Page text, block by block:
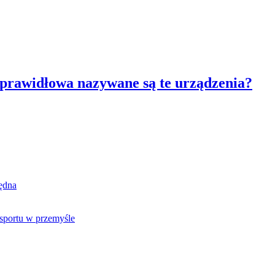
nazywane są te urządzenia?
w przemyśle